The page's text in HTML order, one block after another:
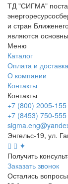
ТД "СИГМА"
и стран
являются
Меню
Каталог
Оплата и доставка
О компании
Контакты
Контакты
+7 (800) 2005-155
+7 (8453) 750-555
Энгельс-19, ул.
✦
Получить
Заказать звонок
Остались